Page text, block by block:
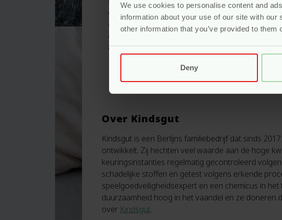
We use cookies to personalise content and
information about your use of our site with
other information that you’ve provided to
Deny
Stijlvol ontwerp
Geschikt vanaf ongeveer 24 maanden
Keuze uit de varianten:
Haas
Over Kindsgut
Kindsgut is een Berlijns familiebedrijf dat sinds
ontwikkelt. Zij hechten veel waarde aan de hoge
keuringsinstanties regelmatig gecontroleerd
schadelijke stoffen en getest volgens erkende
speelgoedveiligheidsexpert en een chemicus in
duurzaamheid hoog in het vaandel en ze
over Kindsgut.